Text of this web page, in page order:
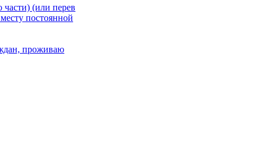
части) (или перев
постоянной
проживаю